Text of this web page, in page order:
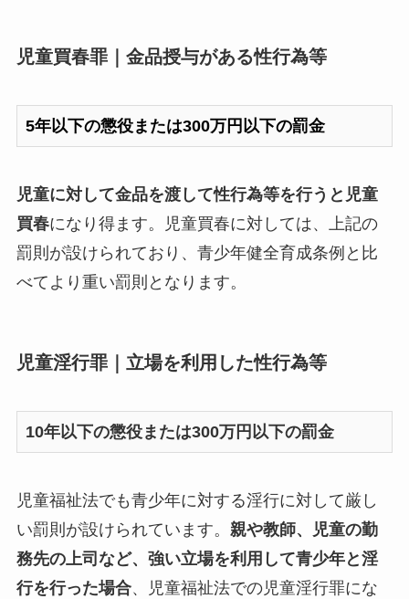
児童買春罪｜金品授与がある性行為等
5年以下の懲役または300万円以下の罰金
児童に対して金品を渡して性行為等を行うと児童
買春になり得ます。児童買春に対しては、上記の
罰則が設けられており、青少年健全育成条例と比
べてより重い罰則となります。
児童淫行罪｜立場を利用した性行為等
10年以下の懲役または300万円以下の罰金
児童福祉法でも青少年に対する淫行に対して厳し
い罰則が設けられています。 親や教師、児童の勤
務先の上司など、強い立場を利用して青少年と淫
行を行った場合、児童福祉法での児童淫行罪にな